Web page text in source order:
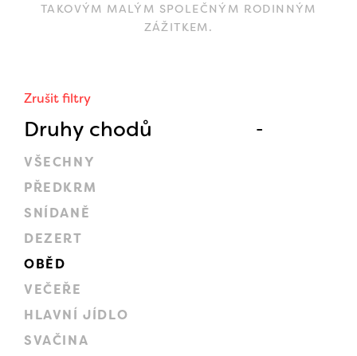
Zrušit filtry
Druhy chodů
VŠECHNY
PŘEDKRM
SNÍDANĚ
DEZERT
OBĚD
VEČEŘE
HLAVNÍ JÍDLO
SVAČINA
TAKOVÝM MALÝM SPOLEČNÝM RODINNÝM
ZÁŽITKEM.